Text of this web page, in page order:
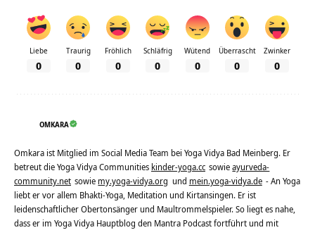
Liebe
0
Traurig
0
Fröhlich
0
Schläfrig
0
Wütend
0
Überrascht
0
Zwinker
0
OMKARA
Omkara ist Mitglied im Social Media Team bei Yoga Vidya Bad Meinberg. Er
betreut die Yoga Vidya Communities kinder-yoga.cc sowieayurveda-
community.net sowie my.yoga-vidya.org und mein.yoga-vidya.de - An Yoga
liebt er vor allem Bhakti-Yoga, Meditation und Kirtansingen. Er ist
leidenschaftlicher Obertonsänger und Maultrommelspieler. So liegt es nahe,
dass er im Yoga Vidya Hauptblog den Mantra Podcast fortführt und mit